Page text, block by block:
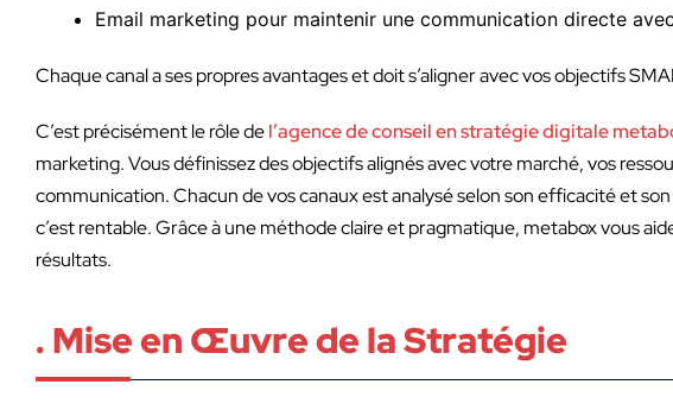
Email marketing pour maintenir une communication directe
Chaque canal a ses propres avantages et doit s’aligner avec vos objectifs
C’est précisément le rôle del’agence de conseil en stratégie digitale
marketing. Vous définissez des objectifs alignés avec votre marché, vos
communication. Chacun de vos canaux est analysé selon son efficacité et
c’est rentable. Grâce à une méthode claire et pragmatique, metabox vous
résultats.
. Mise en Œuvre de la Stratégie